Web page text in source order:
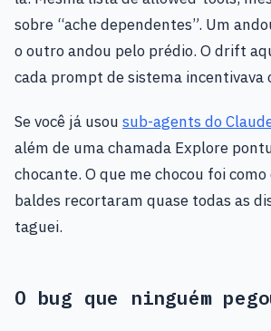
sobre “ache dependentes”. Um
o outro andou pelo prédio. O drift
cada prompt de sistema incentivava
Se você já usou sub-agents do
além de uma chamada Explore
chocante. O que me chocou foi
baldes recortaram quase todas as
taguei.
O bug que ninguém